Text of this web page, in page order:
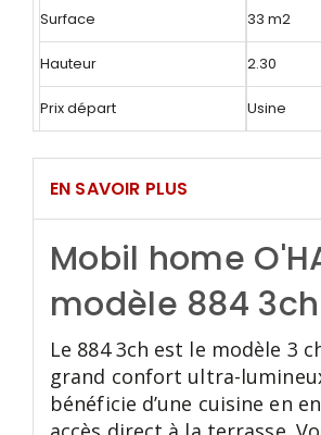
Surface 33 m2
Hauteur 2.30
Prix départ Usine
EN SAVOIR PLUS
Mobil home
modèle 884 3ch
Le 884 3ch est le modèle 3
grand confort ultra-
bénéficie d’une cuisine en